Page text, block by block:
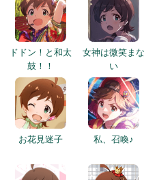
ドドン！と和太
鼓！！
女神は微笑まな
い
お花見迷子 私、召喚♪